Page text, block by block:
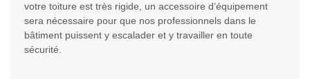
votre toiture est très rigide, un accessoire d’équipement
sera nécessaire pour que nos professionnels dans le
bâtiment puissent y escalader et y travailler en toute
sécurité.